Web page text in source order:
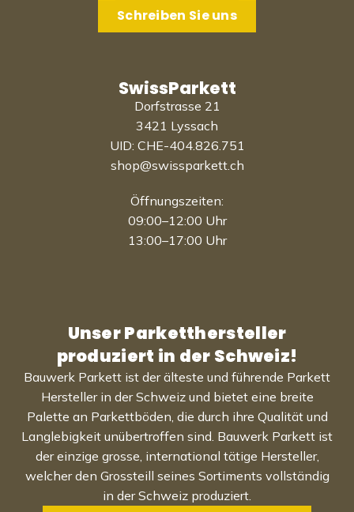
Schreiben Sie uns
SwissParkett
Dorfstrasse 21
3421 Lyssach
UID: CHE-404.826.751
shop@swissparkett.ch
Öffnungszeiten:
09:00–12:00 Uhr
13:00–17:00 Uhr
Unser Parketthersteller
produziert in der Schweiz!
Bauwerk Parkett ist der älteste und führende Parkett
Hersteller in der Schweiz und bietet eine breite
Palette an Parkettböden, die durch ihre Qualität und
Langlebigkeit unübertroffen sind. Bauwerk Parkett ist
der einzige grosse, international tätige Hersteller,
welcher den Grossteill seines Sortiments vollständig
in der Schweiz produziert.